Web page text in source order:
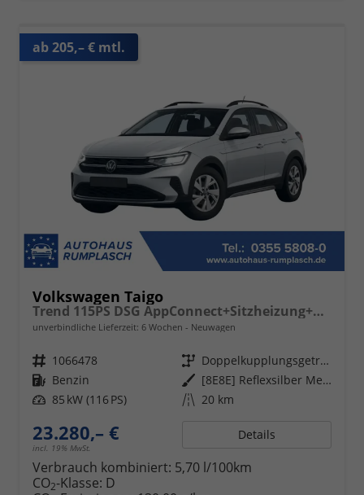
ab 205,– € mtl.
Volkswagen Taigo
Trend 115PS DSG AppConnect+Sitzheizung+PDC+Alu16+LED+DAB+FrontAssist
unverbindliche Lieferzeit: 6 Wochen Neuwagen
Fahrzeugnr. 1066478 Getriebe
Doppelkupplungsgetriebe (DSG)
Kraftstoff Benzin Außenfarbe
[8E8E] Reflexsilber Metallic
Leistung 85 kW (116 PS) Kilometerstand 20 km
23.280,– €
incl. 19% MwSt.
Details
Verbrauch kombiniert: 5,70 l/100km
CO2-Klasse: D